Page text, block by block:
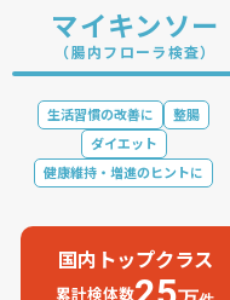
マイキンソー
（腸内フローラ検査）
生活習慣の改善に
整腸
ダイエット
健康維持・増進のヒントに
国内トップクラス
累計検体数